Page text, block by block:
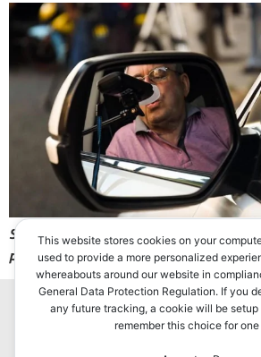
Según lo anunció el Ministerio de
provincias están regidas por las
This website stores cookies on your
used to provide a more personalized
whereabouts around our website in
General Data Protection Regulation. If you
any future tracking, a cookie will be
remember this choice for one